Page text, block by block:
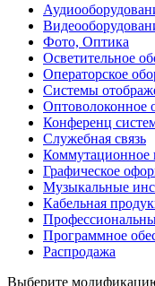
Фото, Оптика
Осветительное
Операторское
Системы
Оптоволоконное
Конференц
Служебная связь
Коммутационное
Графическое
Музыкальные
Кабельная
Программное
Распродажа
Выберите